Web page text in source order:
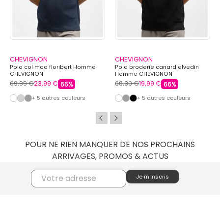
CHEVIGNON
Polo col mao floribert Homme
CHEVIGNON
69,99 €23,99 € 65%
+ 5 autres couleurs
CHEVIGNON
Polo broderie canard elvedin
Homme CHEVIGNON
60,00 €19,99 € 66%
+ 5 autres couleurs
POUR NE RIEN MANQUER DE NOS PROCHAINS
ARRIVAGES, PROMOS & ACTUS